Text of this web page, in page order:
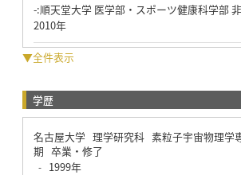
-:順天堂大学 医学部・スポーツ健康科学部
2010年
▼全件表示
学歴
名古屋大学 理学研究科 素粒子宇宙物理学
期 卒業・修了
- 1999年